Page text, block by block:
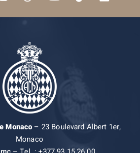
Monaco– 23 Boulevard Albert 1er,
Monaco